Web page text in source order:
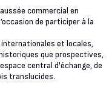
commercial en
de participer à la
et locales,
que prospectives,
central d'échange, de
translucides.